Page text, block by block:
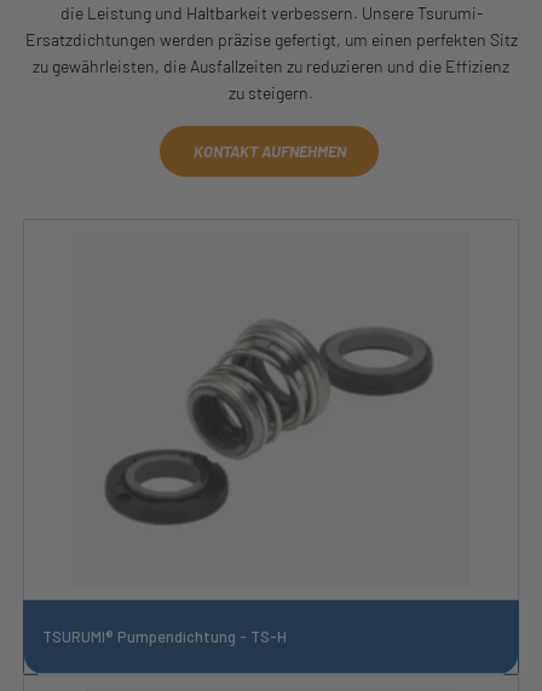
die Leistung und Haltbarkeit verbessern. Unsere Tsurumi-
Ersatzdichtungen werden präzise gefertigt, um einen perfekten Sitz
zu gewährleisten, die Ausfallzeiten zu reduzieren und die Effizienz
zu steigern.
KONTAKT AUFNEHMEN
TSURUMI® Pumpendichtung - TS-H